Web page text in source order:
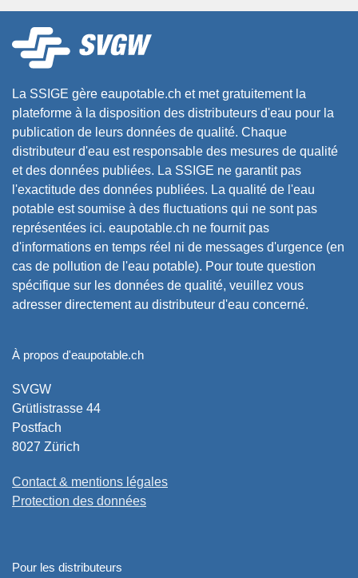
La SSIGE gère eaupotable.ch et met gratuitement la
plateforme à la disposition des distributeurs d'eau pour la
publication de leurs données de qualité. Chaque
distributeur d'eau est responsable des mesures de qualité
et des données publiées. La SSIGE ne garantit pas
l'exactitude des données publiées. La qualité de l'eau
potable est soumise à des fluctuations qui ne sont pas
représentées ici. eaupotable.ch ne fournit pas
d'informations en temps réel ni de messages d'urgence (en
cas de pollution de l'eau potable). Pour toute question
spécifique sur les données de qualité, veuillez vous
adresser directement au distributeur d'eau concerné.
À propos d'eaupotable.ch
SVGW
Grütlistrasse 44
Postfach
8027 Zürich
Contact & mentions légales
Protection des données
Pour les distributeurs